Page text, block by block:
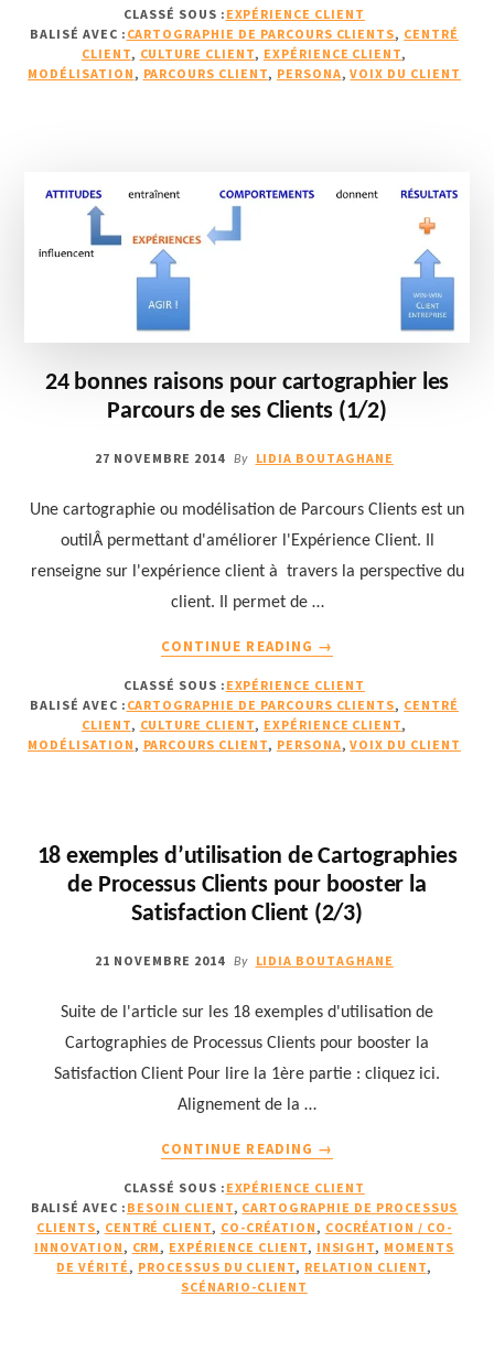
BONNES
RAISONS
POUR
SES
CLASSÉ SOUS : EXPÉRIENCE CLIENT
BALISÉ AVEC : CARTOGRAPHIE DE PARCOURS CLIENTS, CENTRÉ
CLIENT, CULTURE CLIENT, EXPÉRIENCE CLIENT,
MODÉLISATION , PARCOURS CLIENT, PERSONA,VOIX DU CLIENT
24 bonnes raisons pour cartographier les
Parcours de ses Clients (1/2)
27 NOVEMBRE 2014 By LIDIA BOUTAGHANE
Une cartographie ou modélisation de Parcours Clients est un
outilÂ permettant d'améliorer l'Expérience Client. Il
renseigne sur l'expérience client à travers la perspective du
client. Il permet de …
CONTINUE READING
BONNES
RAISONS
POUR
SES
CLIENTS
(1/2)
→
CLASSÉ SOUS : EXPÉRIENCE CLIENT
BALISÉ AVEC : CARTOGRAPHIE DE PARCOURS CLIENTS, CENTRÉ
CLIENT, CULTURE CLIENT, EXPÉRIENCE CLIENT,
MODÉLISATION , PARCOURS CLIENT, PERSONA,VOIX DU CLIENT
18 exemples d’utilisation de Cartographies
de Processus Clients pour booster la
Satisfaction Client (2/3)
21 NOVEMBRE 2014 By LIDIA BOUTAGHANE
Suite de l'article sur les 18 exemples d'utilisation de
Cartographies de Processus Clients pour booster la
Satisfaction Client Pour lire la 1ère partie : cliquez ici.
Alignement de la …
CONTINUE READING
EXEMPLES
D’UTILISATION
DE
CARTOGRAPHIES
→
CLASSÉ SOUS : EXPÉRIENCE CLIENT
BALISÉ AVEC : BESOIN CLIENT, CARTOGRAPHIE DE PROCESSUS
CLIENTS, CENTRÉ CLIENT, CO-CRÉATION , COCRÉATION / CO-
INNOVATION , CRM , EXPÉRIENCE CLIENT, INSIGHT, MOMENTS
DE VÉRITÉ , PROCESSUS DU CLIENT, RELATION CLIENT,
SCÉNARIO-CLIENT